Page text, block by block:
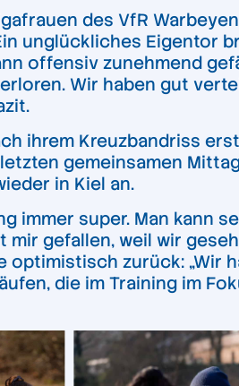
des VfR
unglückliches Eigentor
offensiv zunehmend
Wir haben gut
ihrem Kreuzbandriss
gemeinsamen
in Kiel an.
immer super. Man kann
mir gefallen, weil wir
optimistisch zurück: „Wir
die im Training im